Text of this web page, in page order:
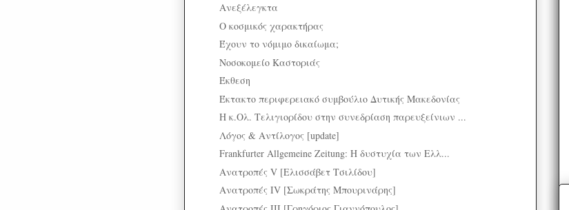
Ανεξέλεγκτα
Ο κοσμικός χαρακτήρας
Έχουν το νόμιμο δικαίωμα;
Νοσοκομείο Καστοριάς
Έκθεση
Έκτακτο περιφερειακό συμβούλιο Δυτικής Μακεδονίας
Η κ.Ολ. Τελιγιορίδου στην συνεδρίαση παρευξείνιων ...
Λόγος & Αντίλογος [update]
Frankfurter Allgemeine Zeitung: Η δυστυχία των Ελλ...
Ανατροπές V [Ελισσάβετ Τσιλίδου]
Ανατροπές IV [Σωκράτης Μπουρινάρης]